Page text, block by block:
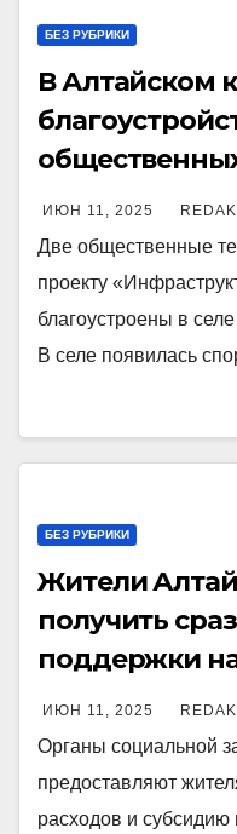
БЕЗ РУБРИКИ
В Алтайском
плану 2025
ИЮН 11, 2025
Две общественные
проекту
благоустроены в
В селе появилась
БЕЗ РУБРИКИ
Жители
получить
поддержки
коммунальных
ИЮН 11, 2025
Органы социальной
предоставляют
расходов и субсидию